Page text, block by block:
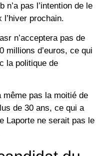
n’a pas l’intention de le
prochain.
n’acceptera pas de
millions d’euros, ce qui
la politique de
même pas la moitié de
de 30 ans, ce qui a
Laporte ne serait pas le